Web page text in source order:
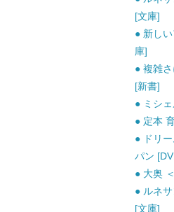
[文庫]
● 新し
庫]
● 複雑
[新書]
● ミシ
● 定本
● ドリ
パン
● 大奥
● ルネ
[文庫]